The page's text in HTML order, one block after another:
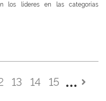
los líderes en las categorías
13 14 15